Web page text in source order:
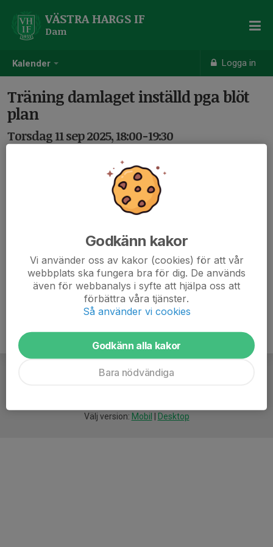
Kalender Logga in
VÄSTRA HARGS IF
Dam
Träning damlaget inställd pga blöt
plan
Torsdag 11 sep 2025, 18:00-19:30
Välj version: Mobil Desktop
Godkänn kakor
Vi använder oss av kakor (cookies) för att vår
webbplats ska fungera bra för dig. De används
även för webbanalys i syfte att hjälpa oss att
förbättra våra tjänster.
Så använder vi cookies
Godkänn alla kakor
Bara nödvändiga